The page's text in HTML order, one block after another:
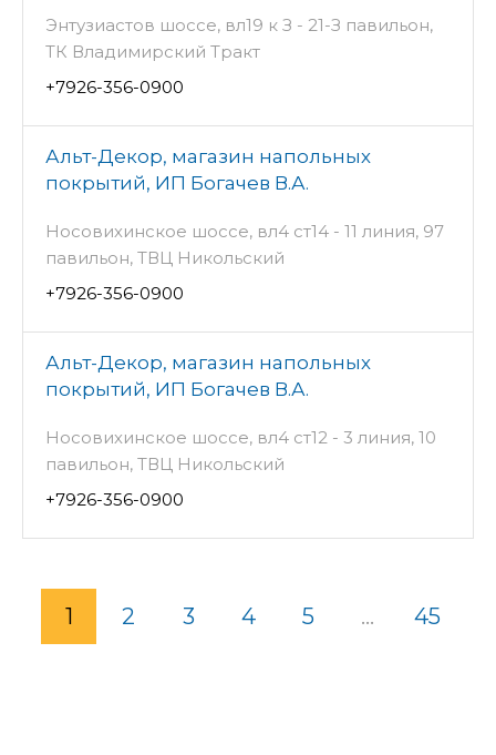
Энтузиастов шоссе, вл19 к З - 21-З павильон,
ТК Владимирский Тракт
+7926-356-0900
Альт-Декор, магазин напольных
покрытий, ИП Богачев В.А.
Носовихинское шоссе, вл4 ст14 - 11 линия, 97
павильон, ТВЦ Никольский
+7926-356-0900
Альт-Декор, магазин напольных
покрытий, ИП Богачев В.А.
Носовихинское шоссе, вл4 ст12 - 3 линия, 10
павильон, ТВЦ Никольский
+7926-356-0900
1 2 3 4 5 ... 45